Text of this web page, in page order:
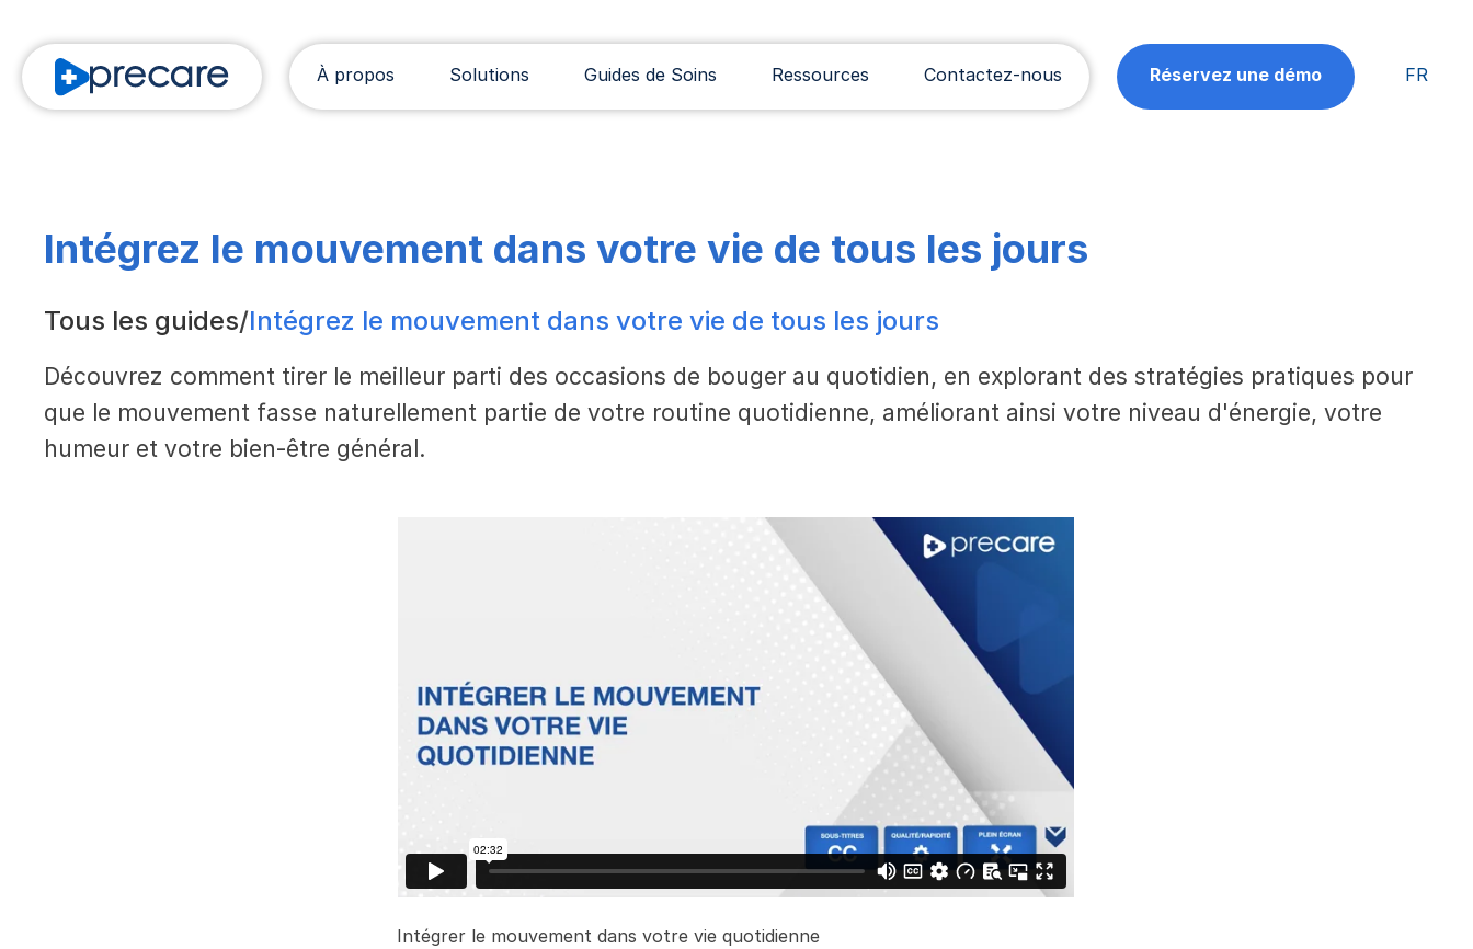
À propos Solutions Guides de Soins Ressources Contactez-nous Réservez une démo FR
Intégrez le mouvement dans votre vie de tous les jours
Tous les guides/Intégrez le mouvement dans votre vie de tous les jours
Découvrez comment tirer le meilleur parti des occasions de bouger au quotidien, en explorant des stratégies pratiques pour
que le mouvement fasse naturellement partie de votre routine quotidienne, améliorant ainsi votre niveau d'énergie, votre
humeur et votre bien-être général.
Intégrer le mouvement dans votre vie quotidienne